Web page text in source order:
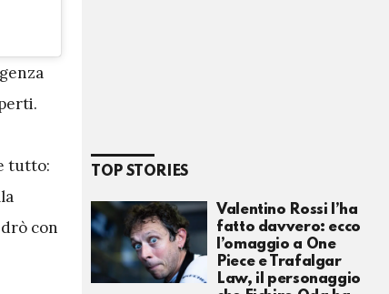
tutto:
con
TOP STORIES
Valentino Rossi l’ha
fatto davvero: ecco
l’omaggio a One
Piece e Trafalgar
Law, il personaggio